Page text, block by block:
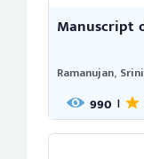
Manuscript
Ramanujan,
990 |